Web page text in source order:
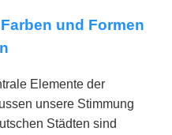
und Formen
Elemente der
unsere Stimmung
Städten sind